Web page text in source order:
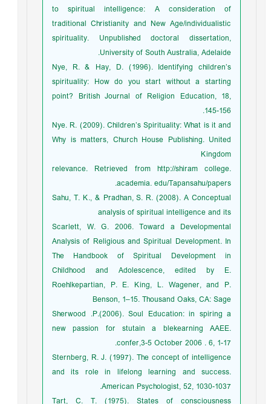
to spiritual intelligence: A consideration of
traditional Christianity and New Age/individualistic
spirituality. Unpublished doctoral dissertation,
University of South Australia, Adelaide.
Nye, R. & Hay, D. (1996). Identifying children’s
spirituality: How do you start without a starting
point? British Journal of Religion Education, 18,
145-156.
Nye. R. (2009). Children’s Spirituality: What is it and
Why is matters, Church House Publishing. United
Kingdom
relevance. Retrieved from http://shiram college.
academia. edu/Tapansahu/papers.
Sahu, T. K., & Pradhan, S. R. (2008). A Conceptual
analysis of spiritual intelligence and its
Scarlett, W. G. 2006. Toward a Developmental
Analysis of Religious and Spiritual Development. In
The Handbook of Spiritual Development in
Childhood and Adolescence, edited by E.
Roehlkepartian, P. E. King, L. Wagener, and P.
Benson, 1–15. Thousand Oaks, CA: Sage
Sherwood .P.(2006). Soul Education: in spiring a
new passion for stutain a blekearning AAEE.
confer,3-5 October 2006 . 6, 1-17.
Sternberg, R. J. (1997). The concept of intelligence
and its role in lifelong learning and success.
American Psychologist, 52, 1030-1037.